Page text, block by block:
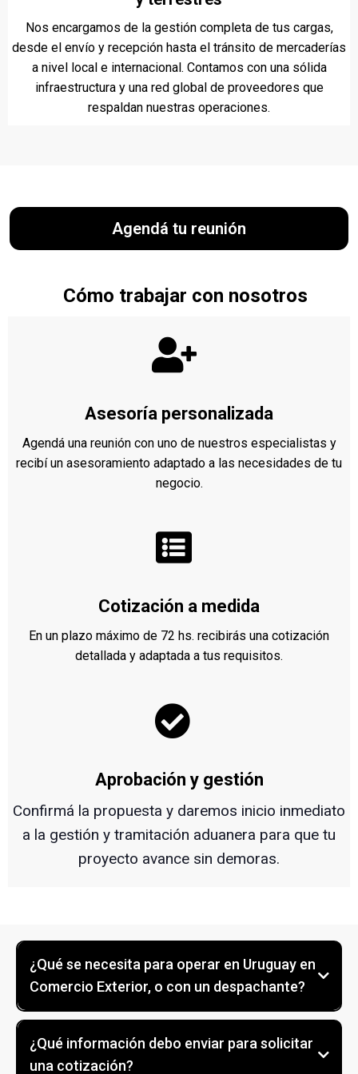
Nos encargamos de la gestión completa de tus cargas,
desde el envío y recepción hasta el tránsito de mercaderías
a nivel local e internacional. Contamos con una sólida
infraestructura y una red global de proveedores que
respaldan nuestras operaciones.
Agendá tu reunión
Cómo trabajar con nosotros
Asesoría personalizada
Agendá una reunión con uno de nuestros especialistas y
recibí un asesoramiento adaptado a las necesidades de tu
negocio.
Cotización a medida
En un plazo máximo de 72 hs. recibirás una cotización
detallada y adaptada a tus requisitos.
Aprobación y gestión
Confirmá la propuesta y daremos inicio inmediato
a la gestión y tramitación aduanera para que tu
proyecto avance sin demoras.
¿Qué se necesita para operar en Uruguay en
Comercio Exterior, o con un despachante?
REQUISITOS PARA OPERAR EN URUGUAY
El requisito básico es estar registrada y al día con los
siguientes organismos:
¿Qué información debo enviar para solicitar
una cotización?